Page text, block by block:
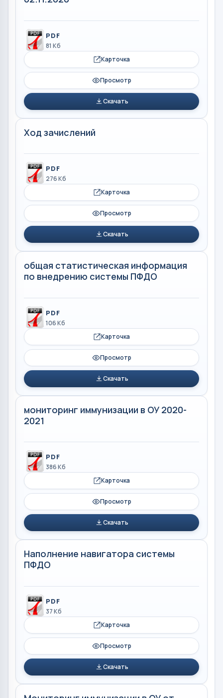
PDF
81 Кб
Карточка
Просмотр
Скачать
Ход зачислений
PDF
276 Кб
Карточка
Просмотр
Скачать
общая статистическая информация
по внедрению системы ПФДО
PDF
106 Кб
Карточка
Просмотр
Скачать
мониторинг иммунизации в ОУ 2020-
2021
PDF
386 Кб
Карточка
Просмотр
Скачать
Наполнение навигатора системы
ПФДО
PDF
37 Кб
Карточка
Просмотр
Скачать